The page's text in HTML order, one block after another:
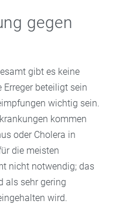
gegen
gibt es keine
Erreger beteiligt sein
wichtig sein.
kommen
oder Cholera in
die meisten
nicht notwendig; das
als sehr gering
wird.